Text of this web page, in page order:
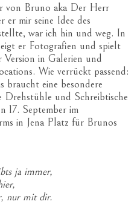
von Bruno aka Der Herr
er mir seine Idee des
war ich hin und weg. In
er Fotografien und spielt
Version in Galerien und
Wie verrückt passend:
braucht eine besondere
und Schreibtische
17. September im
in Jena Platz für Brunos
ja immer,
nur mit dir.